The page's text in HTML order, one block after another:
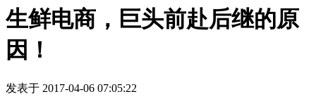
生鲜电商，巨头前赴后继的原
因！
发表于 2017-04-06 07:05:22